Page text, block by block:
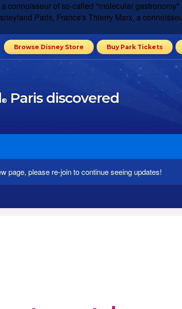
of so-called "molecular
Paris, France's Thierry Marx, a
Browse Disney Store Buy Park Tickets
®Paris discovered
page, please re-join to continue seeing updates!